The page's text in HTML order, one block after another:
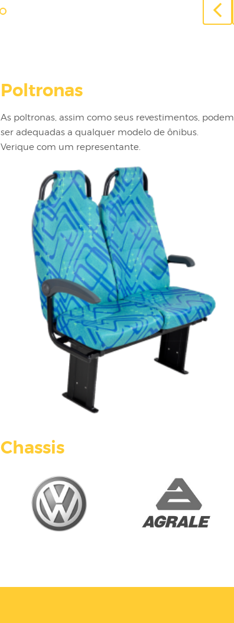
Poltronas
As poltronas, assim como seus revestimentos, podem
ser adequadas a qualquer modelo de ônibus.
Verique com um representante.
Chassis